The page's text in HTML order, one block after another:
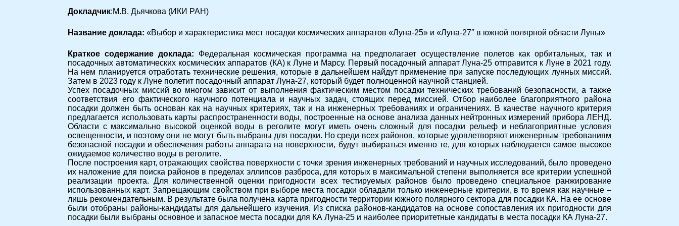
Докладчик:М.В. Дьячкова (ИКИ РАН)
Название доклада:«Выбор и характеристика мест посадки космических аппаратов «Луна-25» и «Луна-27″ в южной полярной области Луны»
Краткое содержание доклада: Федеральная космическая программа на предполагает осуществление полетов как орбитальных, так и
посадочных автоматических космических аппаратов (КА) к Луне и Марсу. Первый посадочный аппарат Луна-25 отправится к Луне в 2021 году.
На нем планируется отработать технические решения, которые в дальнейшем найдут применение при запуске последующих лунных миссий.
Затем в 2023 году к Луне полетит посадочный аппарат Луна-27, который будет полноценной научной станцией.
Успех посадочных миссий во многом зависит от выполнения фактическим местом посадки технических требований безопасности, а также
соответствия его фактического научного потенциала и научных задач, стоящих перед миссией. Отбор наиболее благоприятного района
посадки должен быть основан как на научных критериях, так и на инженерных требованиях и ограничениях. В качестве научного критерия
предлагается использовать карты распространенности воды, построенные на основе анализа данных нейтронных измерений прибора ЛЕНД.
Области с максимально высокой оценкой воды в реголите могут иметь очень сложный для посадки рельеф и неблагоприятные условия
освещенности, и поэтому они не могут быть выбраны для посадки. Но среди всех районов, которые удовлетворяют инженерным требованиям
безопасной посадки и обеспечения работы аппарата на поверхности, будут выбираться именно те, для которых наблюдается самое высокое
ожидаемое количество воды в реголите.
После построения карт, отражающих свойства поверхности с точки зрения инженерных требований и научных исследований, было проведено
их наложение для поиска районов в пределах эллипсов разброса, для которых в максимальной степени выполняется все критерии успешной
реализации проекта. Для количественной оценки пригодности всех тестируемых районов было проведено специальное ранжирование
использованных карт. Запрещающим свойством при выборе места посадки обладали только инженерные критерии, в то время как научные –
лишь рекомендательным. В результате была получена карта пригодности территории южного полярного сектора для посадки КА. На ее основе
были отобраны районы-кандидаты для дальнейшего изучения. Из списка районов-кандидатов на основе сопоставления их пригодности для
посадки были выбраны основное и запасное места посадки для КА Луна-25 и наиболее приоритетные кандидаты в места посадки КА Луна-27.